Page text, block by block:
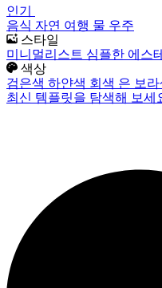
인기
음식 자연 여행 물 우주
스타일
미니멀리스트 심플한 에스
색상
검은색 하얀색 회색 은 보라
최신 템플릿을 탐색해 보세